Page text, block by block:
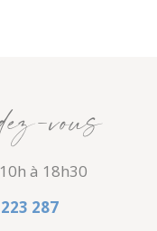
vous
à 18h30
287